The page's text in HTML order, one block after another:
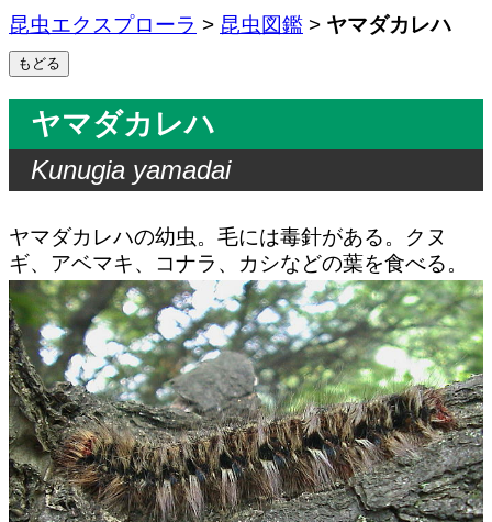
昆虫エクスプローラ > 昆虫図鑑 > ヤマダカレハ
ヤマダカレハ
Kunugia yamadai
ヤマダカレハの幼虫。毛には毒針がある。クヌ
ギ、アベマキ、コナラ、カシなどの葉を食べる。